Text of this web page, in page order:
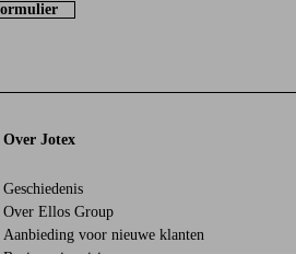
Over Jotex
Geschiedenis
Over Ellos Group
Aanbieding voor nieuwe klanten